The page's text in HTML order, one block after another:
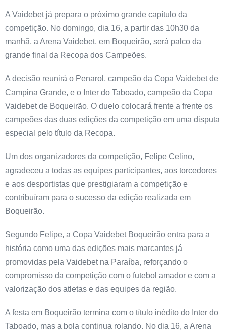
A Vaidebet já prepara o próximo grande capítulo da
competição. No domingo, dia 16, a partir das 10h30 da
manhã, a Arena Vaidebet, em Boqueirão, será palco da
grande final da Recopa dos Campeões.
A decisão reunirá o Penarol, campeão da Copa Vaidebet de
Campina Grande, e o Inter do Taboado, campeão da Copa
Vaidebet de Boqueirão. O duelo colocará frente a frente os
campeões das duas edições da competição em uma disputa
especial pelo título da Recopa.
Um dos organizadores da competição, Felipe Celino,
agradeceu a todas as equipes participantes, aos torcedores
e aos desportistas que prestigiaram a competição e
contribuíram para o sucesso da edição realizada em
Boqueirão.
Segundo Felipe, a Copa Vaidebet Boqueirão entra para a
história como uma das edições mais marcantes já
promovidas pela Vaidebet na Paraíba, reforçando o
compromisso da competição com o futebol amador e com a
valorização dos atletas e das equipes da região.
A festa em Boqueirão termina com o título inédito do Inter do
Taboado, mas a bola continua rolando. No dia 16, a Arena